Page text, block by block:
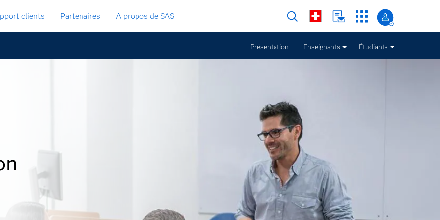
clients Partenaires A propos de SAS
Présentation Enseignants Étudiants